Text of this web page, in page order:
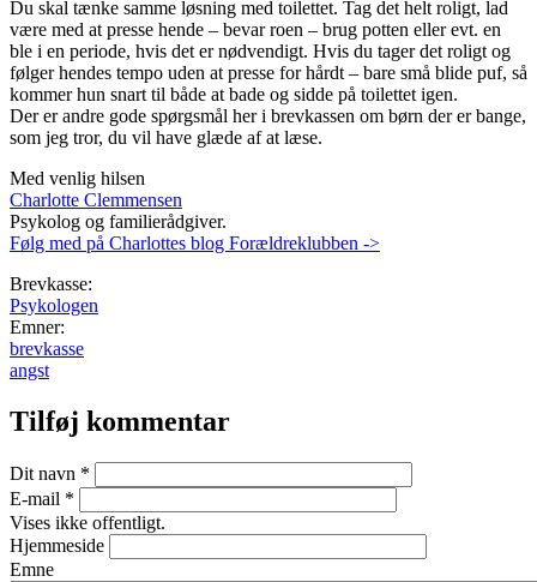
Du skal tænke samme løsning med toilettet. Tag det helt roligt, lad
være med at presse hende – bevar roen – brug potten eller evt. en
ble i en periode, hvis det er nødvendigt. Hvis du tager det roligt og
følger hendes tempo uden at presse for hårdt – bare små blide puf, så
kommer hun snart til både at bade og sidde på toilettet igen.
Der er andre gode spørgsmål her i brevkassen om børn der er bange,
som jeg tror, du vil have glæde af at læse.
Med venlig hilsen
Charlotte Clemmensen
Psykolog og familierådgiver.
Følg med på Charlottes blog Forældreklubben ->
Brevkasse:
Psykologen
Emner:
brevkasse
angst
Tilføj kommentar
Dit navn *
E-mail *
Vises ikke offentligt.
Hjemmeside
Emne